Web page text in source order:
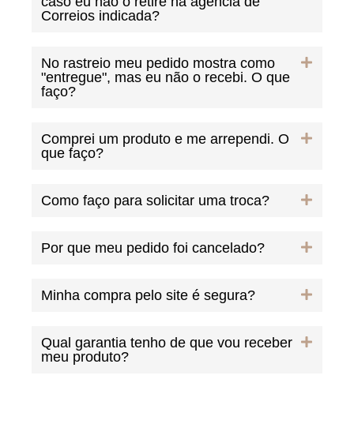
Correios indicada?
No rastreio meu pedido mostra como
"entregue", mas eu não o recebi. O que
faço?
Comprei um produto e me arrependi. O
que faço?
Como faço para solicitar uma troca?
Por que meu pedido foi cancelado?
Minha compra pelo site é segura?
Qual garantia tenho de que vou receber
meu produto?